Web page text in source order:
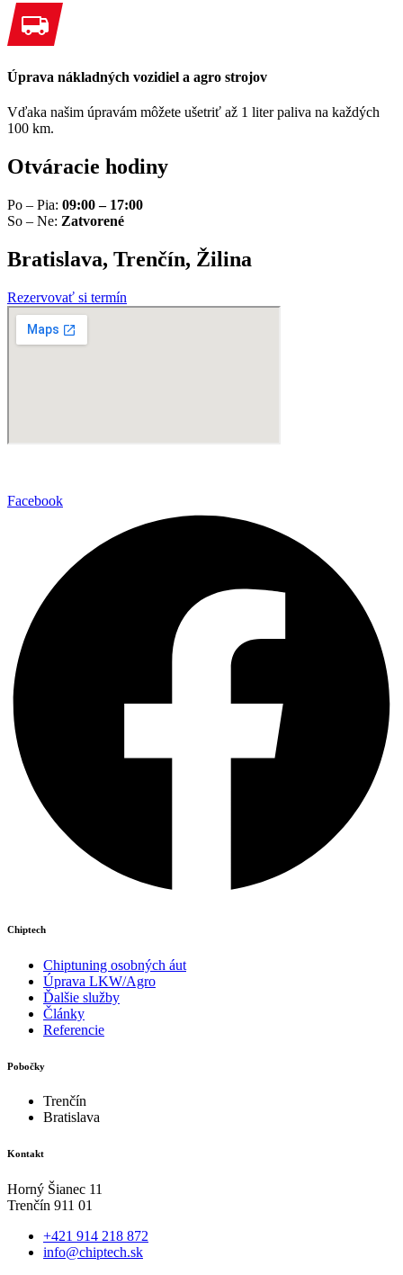
Úprava nákladných vozidiel a agro strojov
Vďaka našim úpravám môžete ušetriť až 1 liter paliva na každých
100 km.
Otváracie hodiny
Po – Pia: 09:00 – 17:00
So – Ne: Zatvorené
Bratislava, Trenčín, Žilina
Rezervovať si termín
Facebook
Chiptech
Chiptuning osobných áut
Úprava LKW/Agro
Ďalšie služby
Články
Referencie
Pobočky
Trenčín
Bratislava
Kontakt
Horný Šianec 11
Trenčín 911 01
+421 914 218 872
info@chiptech.sk